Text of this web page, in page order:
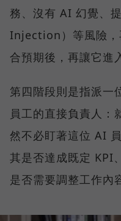
務、沒有 AI 幻覺、
Injection）等風險，
合預期後，再讓它進
第四階段則是指派一
員工的直接負責人：
然不必盯著這位 AI
其是否達成既定 KPI
是否需要調整工作內